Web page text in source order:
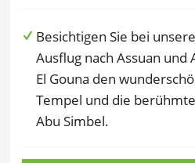
Besichtigen Sie bei
Ausflug nach Assuan und
El Gouna den
Tempel und die
Abu Simbel.